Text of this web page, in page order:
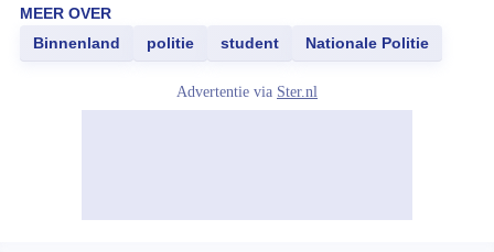
MEER OVER
Binnenland
politie student Nationale Politie
Advertentie via Ster.nl